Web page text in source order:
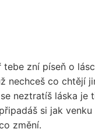
zní píseň o
nechceš co chtějí
neztratíš láska je
si jak venku
změní.